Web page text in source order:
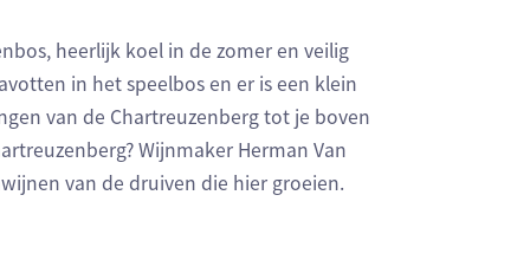
heerlijk koel in de zomer en veilig
in het speelbos en er is een klein
van de Chartreuzenberg tot je boven
Wijnmaker Herman Van
van de druiven die hier groeien.